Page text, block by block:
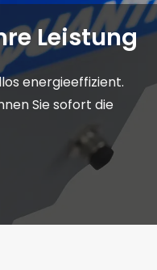
Leistung
energieeffizient.
Sie sofort die